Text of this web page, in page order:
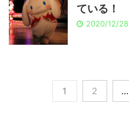
ている！
2020/12/28
1 2 …